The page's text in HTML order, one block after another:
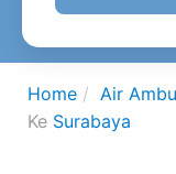
Home Air
Ke Surabaya